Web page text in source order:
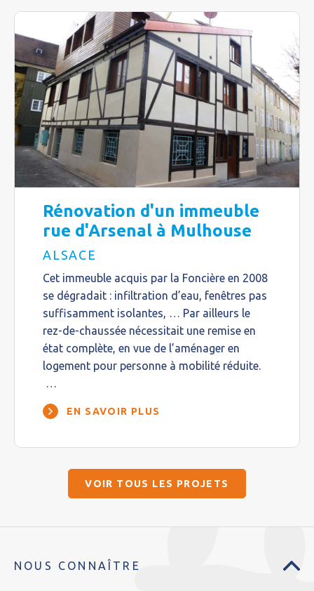
Rénovation d'un immeuble
rue d'Arsenal à Mulhouse
ALSACE
Cet immeuble acquis par la Foncière en 2008
se dégradait : infiltration d’eau, fenêtres pas
suffisamment isolantes, … Par ailleurs le
rez-de-chaussée nécessitait une remise en
état complète, en vue de l’aménager en
logement pour personne à mobilité réduite.
…
EN SAVOIR PLUS
VOIR TOUS LES PROJETS
NOUS CONNAÎTRE